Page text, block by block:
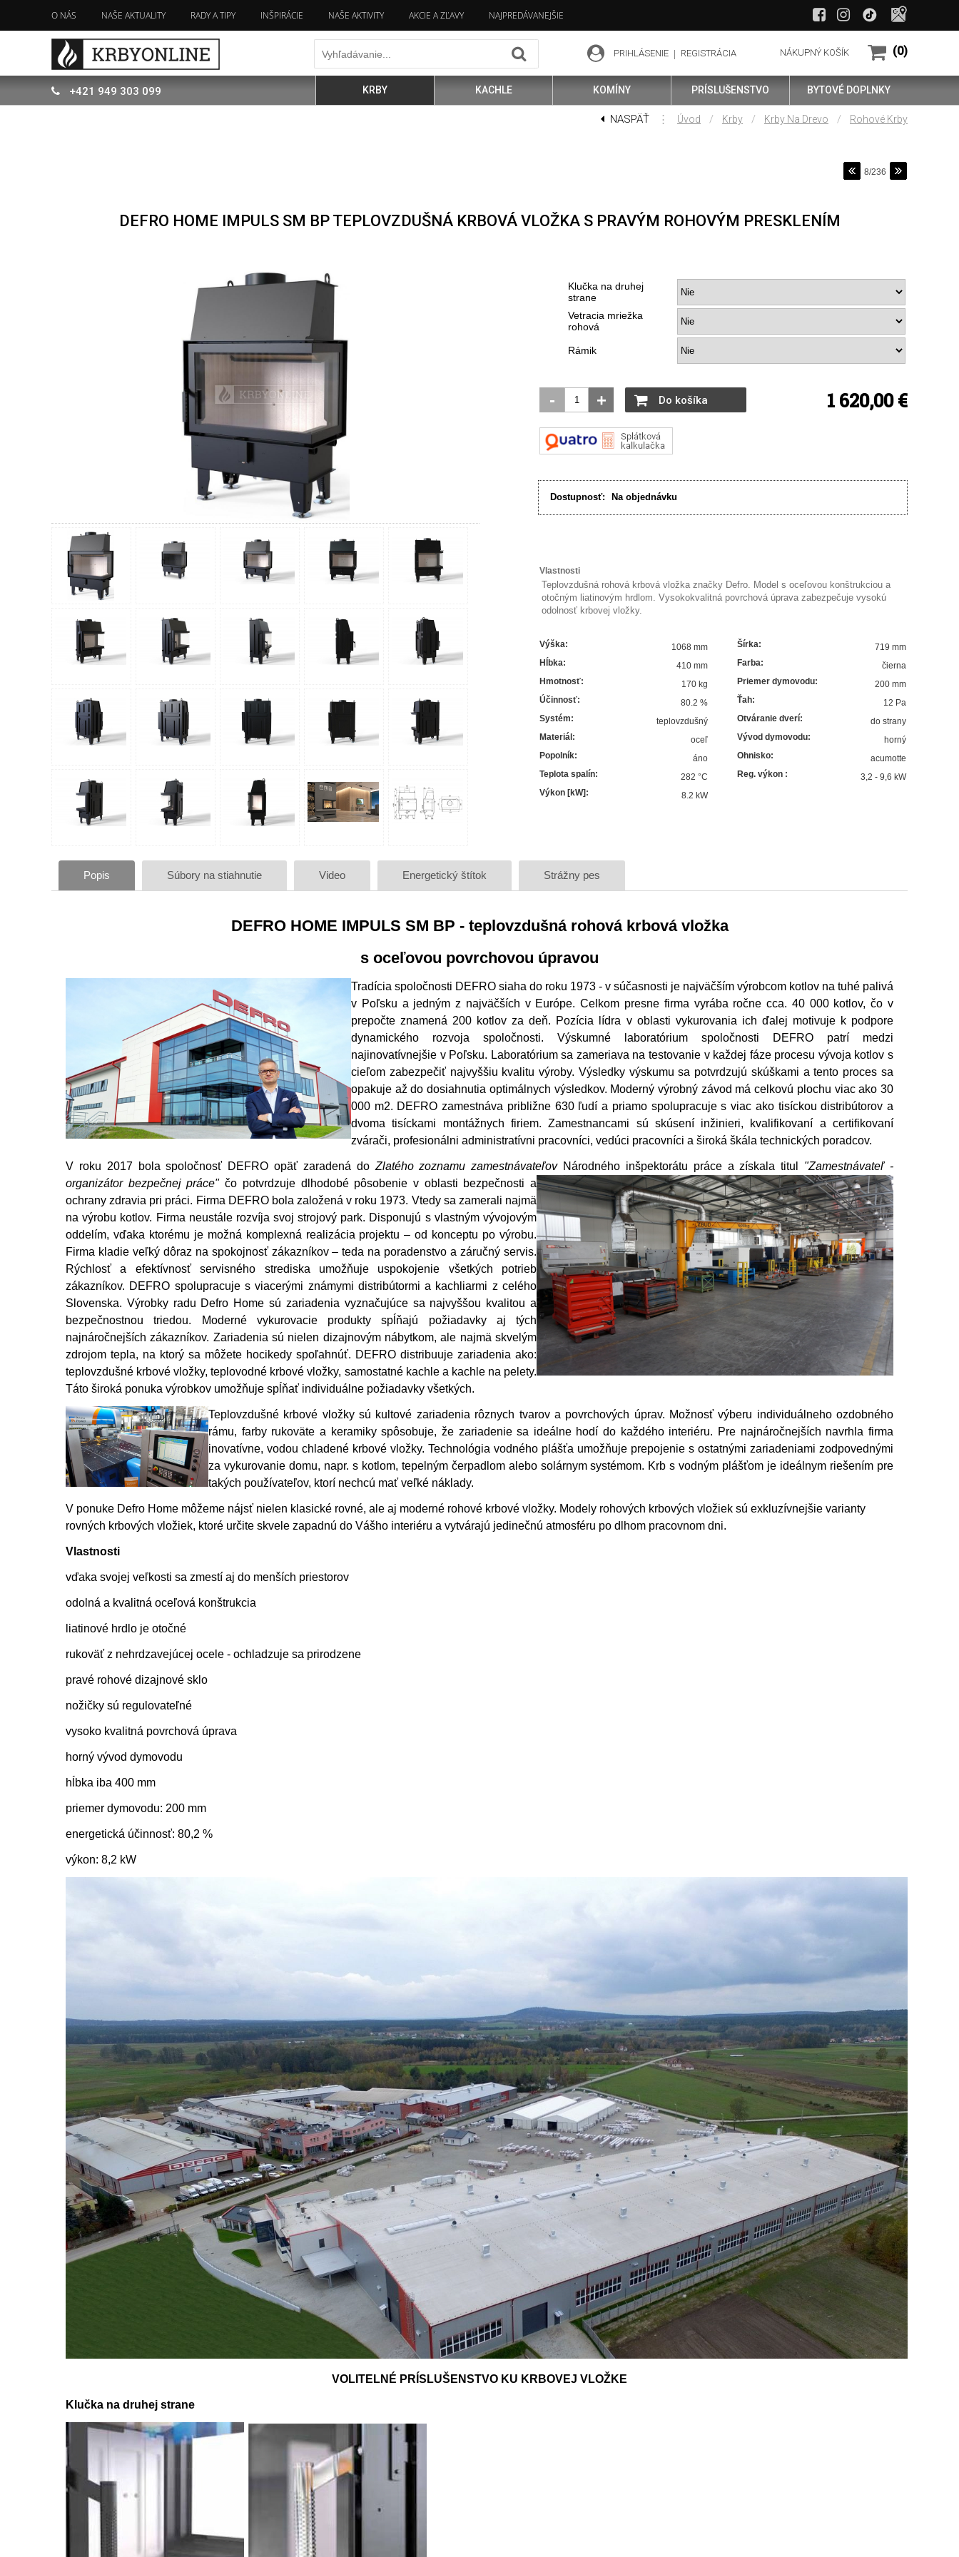
O NÁS NAŠE AKTUALITY RADY A TIPY INŠPIRÁCIE NAŠE AKTIVITY AKCIE A ZĽAVY NAJPREDÁVANEJŠIE
KRBY KACHLE KOMÍNY PRÍSLUŠENSTVO BYTOVÉ DOPLNKY
PRIHLÁSENIE REGISTRÁCIA
+421 949 303 099
NÁKUPNÝ KOŠÍK (0)
NASPÄŤ ⋮ Úvod / Krby / Krby Na Drevo / Rohové Krby
8/236
DEFRO HOME IMPULS SM BP TEPLOVZDUŠNÁ KRBOVÁ VLOŽKA S PRAVÝM ROHOVÝM PRESKLENÍM
Klučka na druhej
strane
Vetracia mriežka
rohová
Rámik
- + Do košíka 1 620,00 €
Dostupnosť: Na objednávku
Vlastnosti
Teplovzdušná rohová krbová vložka značky Defro. Model s oceľovou konštrukciou a
otočným liatinovým hrdlom. Vysokokvalitná povrchová úprava zabezpečuje vysokú
odolnosť krbovej vložky.
Výška: 1068 mm Šírka:
719 mm
Hĺbka: 410 mm Farba:
čierna
Hmotnosť: 170 kg Priemer dymovodu:
200 mm
Účinnosť: 80.2% Ťah:
12 Pa
Systém: teplovzdušný Otváranie dverí:
do strany
Materiál : oceľ Vývod dymovodu:
horný
Popolník: áno Ohnisko:
acumotte
Teplota spalín: 282°C Reg. výkon :
3,2 - 9,6 kW
Výkon [kW] : 8.2 kW
Popis Súbory na stiahnutie Video Energetický štítok Strážny pes
DEFRO HOME IMPULS SM BP - teplovzdušná rohová krbová vložka
s oceľovou povrchovou úpravou
Tradícia spoločnosti DEFRO siaha do roku 1973 - v súčasnosti je najväčším výrobcom kotlov na tuhé palivá
v Poľsku a jedným z najväčších v Európe. Celkom presne firma vyrába ročne cca. 40 000 kotlov, čo v
prepočte znamená 200 kotlov za deň. Pozícia lídra v oblasti vykurovania ich ďalej motivuje k podpore
dynamického rozvoja spoločnosti. Výskumné laboratórium spoločnosti DEFRO patrí medzi
najinovatívnejšie v Poľsku. Laboratórium sa zameriava na testovanie v každej fáze procesu vývoja kotlov s
cieľom zabezpečiť najvyššiu kvalitu výroby. Výsledky výskumu sa potvrdzujú skúškami a tento proces sa
opakuje až do dosiahnutia optimálnych výsledkov. Moderný výrobný závod má celkovú plochu viac ako 30
000 m2. DEFRO zamestnáva približne 630 ľudí a priamo spolupracuje s viac ako tisíckou distribútorov a
dvoma tisíckami montážnych firiem. Zamestnancami sú skúsení inžinieri, kvalifikovaní a certifikovaní
zvárači, profesionálni administratívni pracovníci, vedúci pracovníci a široká škála technických poradcov.
V roku 2017 bola spoločnosť DEFRO opäť zaradená do Zlatého zoznamu zamestnávateľovNárodného inšpektorátu práce a získala titul "Zamestnávateľ -
organizátor bezpečnej práce"čo potvrdzuje dlhodobé pôsobenie v oblasti bezpečnosti a
ochrany zdravia pri práci. Firma DEFRO bola založená v roku 1973. Vtedy sa zamerali najmä
na výrobu kotlov. Firma neustále rozvíja svoj strojový park. Disponujú s vlastným vývojovým
oddelím, vďaka ktorému je možná komplexná realizácia projektu – od konceptu po výrobu.
Firma kladie veľký dôraz na spokojnosť zákazníkov – teda na poradenstvo a záručný servis.
Rýchlosť a efektívnosť servisného strediska umožňuje uspokojenie všetkých potrieb
zákazníkov. DEFRO spolupracuje s viacerými známymi distribútormi a kachliarmi z celého
Slovenska. Výrobky radu Defro Home sú zariadenia vyznačujúce sa najvyššou kvalitou a
bezpečnostnou triedou. Moderné vykurovacie produkty spĺňajú požiadavky aj tých
najnáročnejších zákazníkov. Zariadenia sú nielen dizajnovým nábytkom, ale najmä skvelým
zdrojom tepla, na ktorý sa môžete hocikedy spoľahnúť. DEFRO distribuuje zariadenia ako:
teplovzdušné krbové vložky, teplovodné krbové vložky, samostatné kachle a kachle na pelety.
Táto široká ponuka výrobkov umožňuje spĺňať individuálne požiadavky všetkých.
Teplovzdušné krbové vložky sú kultové zariadenia rôznych tvarov a povrchových úprav. Možnosť výberu individuálneho ozdobného
rámu, farby rukoväte a keramiky spôsobuje, že zariadenie sa ideálne hodí do každého interiéru. Pre najnáročnejších navrhla firma
inovatívne, vodou chladené krbové vložky. Technológia vodného plášťa umožňuje prepojenie s ostatnými zariadeniami zodpovednými
za vykurovanie domu, napr. s kotlom, tepelným čerpadlom alebo solárnym systémom. Krb s vodným plášťom je ideálnym riešením pre
takých používateľov, ktorí nechcú mať veľké náklady.
V ponuke Defro Home môžeme nájsť nielen klasické rovné, ale aj moderné rohové krbové vložky. Modely rohových krbových vložiek sú exkluzívnejšie varianty
rovných krbových vložiek, ktoré určite skvele zapadnú do Vášho interiéru a vytvárajú jedinečnú atmosféru po dlhom pracovnom dni.
Vlastnosti
vďaka svojej veľkosti sa zmestí aj do menších priestorov
odolná a kvalitná oceľová konštrukcia
liatinové hrdlo je otočné
rukoväť z nehrdzavejúcej ocele - ochladzuje sa prirodzene
pravé rohové dizajnové sklo
nožičky sú regulovateľné
vysoko kvalitná povrchová úprava
horný vývod dymovodu
hĺbka iba 400 mm
priemer dymovodu: 200 mm
energetická účinnosť: 80,2 %
výkon: 8,2 kW
VOLITELNÉ PRÍSLUŠENSTVO KU KRBOVEJ VLOŽKE
Klučka na druhej strane